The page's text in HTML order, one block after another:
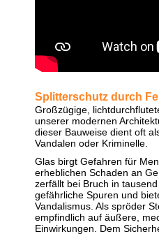
Splitterschutz durch
Großzügige,
unserer modernen
dieser Bauweise dient oft
Vandalen oder Kriminelle.
Glas birgt Gefahren für
erheblichen Schaden an
zerfällt bei Bruch in
gefährliche Spuren und
Vandalismus. Als spröder
empfindlich auf äußere,
Einwirkungen. Dem